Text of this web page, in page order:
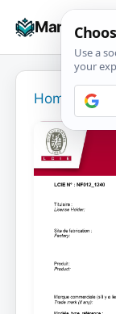
Manuals+
Home